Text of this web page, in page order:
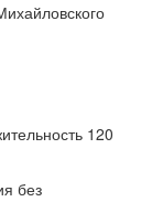
120
без